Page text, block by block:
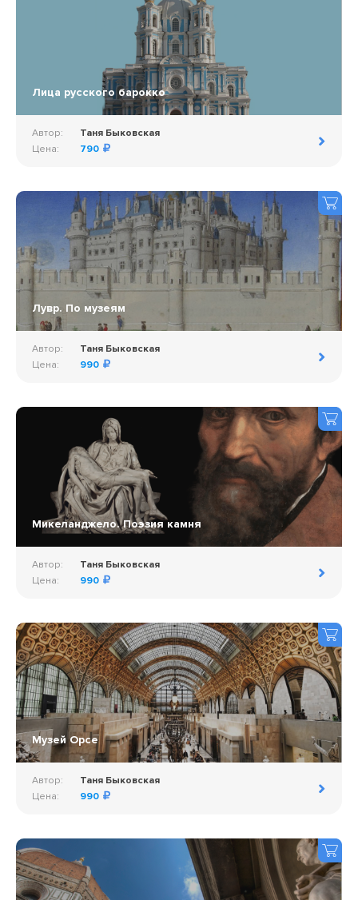
Лица русского барокко
Автор:
Таня Быковская
Цена:
790
Лувр. По музеям
Автор:
Таня Быковская
Цена:
990
Микеланджело. Поэзия камня
Автор:
Таня Быковская
Цена:
990
Музей Орсе
Автор:
Таня Быковская
Цена:
990